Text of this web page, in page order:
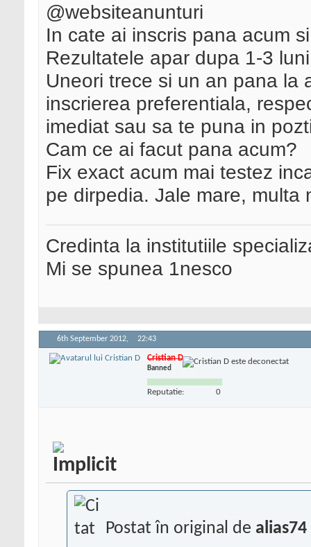
@websiteanunturi
In cate ai inscris pana acum
Rezultatele apar dupa 1-3
Uneori trece si un an pana la
inscrierea preferentiala,
imediat sau sa te puna in
Cam ce ai facut pana acum?
Fix exact acum mai testez
pe dirpedia. Jale mare, multa
Credinta la institutiile
Mi se spunea 1nesco
6th September 2012, 22:43
Cristian D
Banned
Reputatie: 0
Postat în original de alias74